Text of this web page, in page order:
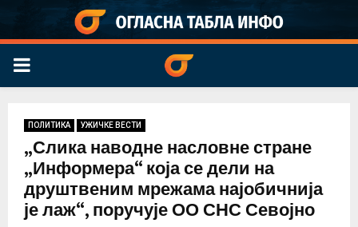
PRIMARY
ПОЛИТИКА УЖИЧКЕ ВЕСТИ
„Слика наводне насловне стране
„Информера“ која се дели на
друштвеним мрежама најобичнија
је лаж“, поручује ОО СНС Севојно